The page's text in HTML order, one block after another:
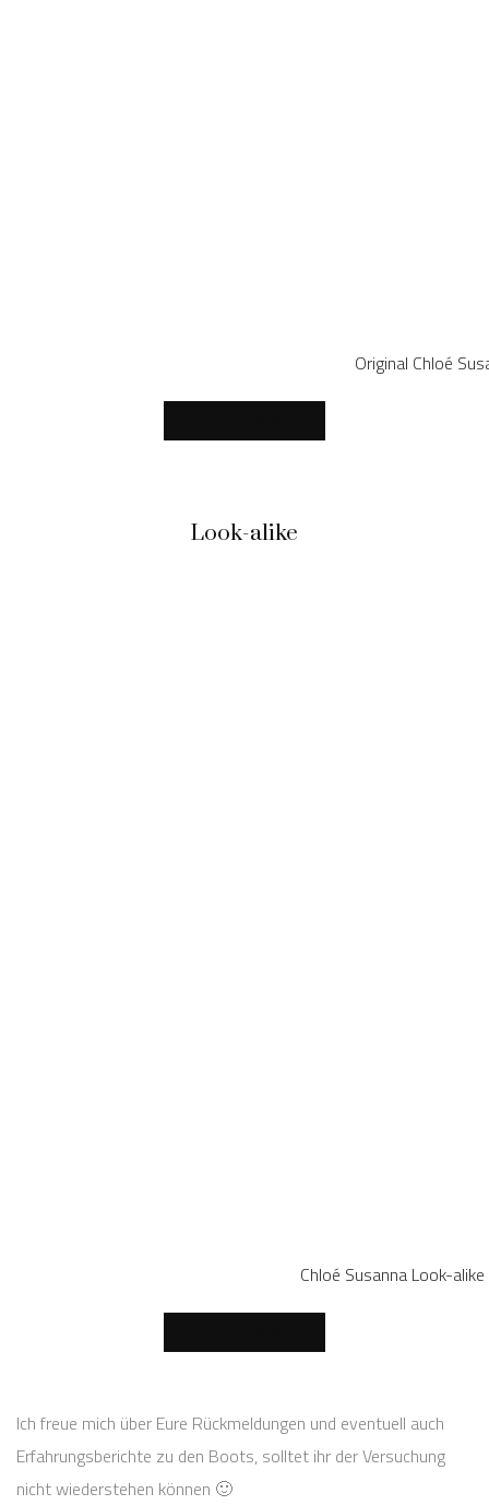
Original Chloé
Look-alike
Chloé Susanna Look-
Ich freue mich über Eure Rückmeldungen und eventuell auch
Erfahrungsberichte zu den Boots, solltet ihr der Versuchung
nicht wiederstehen können 🙂